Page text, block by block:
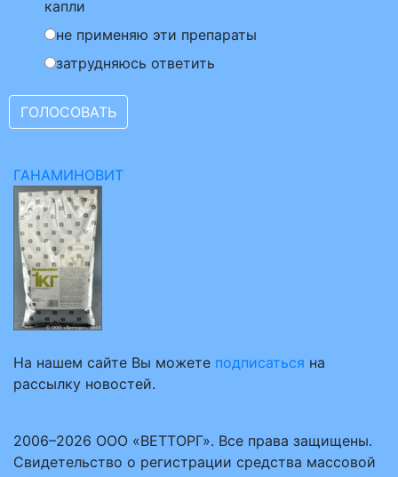
капли
не применяю эти препараты
затрудняюсь ответить
ГАНАМИНОВИТ
На нашем сайте Вы можете подписаться на
рассылку новостей.
2006–2026 ООО «ВЕТТОРГ». Все права защищены.
Свидетельство о регистрации средства массовой